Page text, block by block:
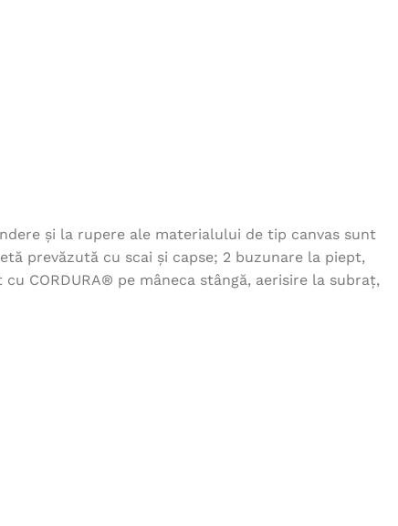
Jacheta fleece MICHAEL -
antracit
și la rupere ale materialului de tip canvas sunt
prevăzută cu scai și capse; 2 buzunare la piept,
CORDURA® pe mâneca stângă, aerisire la subraț,